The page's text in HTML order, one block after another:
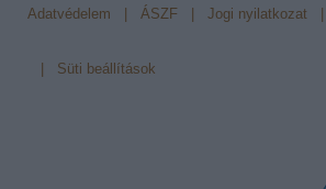
Adatvédelem
ÁSZF Jogi nyilatkozat
Süti beállítások